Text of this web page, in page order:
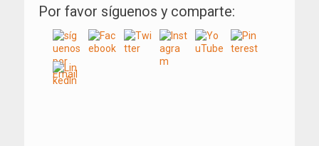
Por favor síguenos y comparte: